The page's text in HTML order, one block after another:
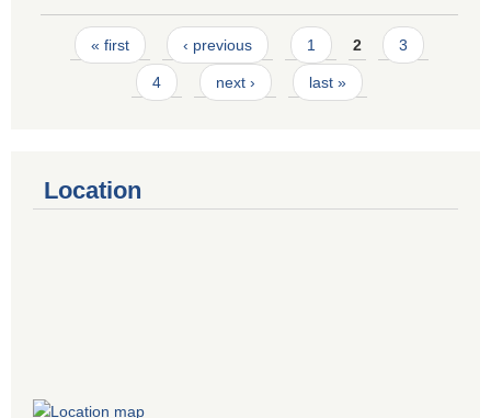
Pages
« first ‹ previous 1 2 3
4 next › last »
Location